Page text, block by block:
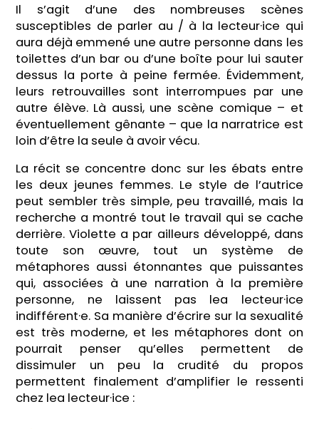
Il s’agit d’une des nombreuses scènes
susceptibles de parler au / à la lecteur·ice qui
aura déjà emmené une autre personne dans les
toilettes d’un bar ou d’une boîte pour lui sauter
dessus la porte à peine fermée. Évidemment,
leurs retrouvailles sont interrompues par une
autre élève. Là aussi, une scène comique – et
éventuellement gênante – que la narratrice est
loin d’être la seule à avoir vécu.
La récit se concentre donc sur les ébats entre
les deux jeunes femmes. Le style de l’autrice
peut sembler très simple, peu travaillé, mais la
recherche a montré tout le travail qui se cache
derrière. Violette a par ailleurs développé, dans
toute son œuvre, tout un système de
métaphores aussi étonnantes que puissantes
qui, associées à une narration à la première
personne, ne laissent pas lea lecteur·ice
indifférent·e. Sa manière d’écrire sur la sexualité
est très moderne, et les métaphores dont on
pourrait penser qu’elles permettent de
dissimuler un peu la crudité du propos
permettent finalement d’amplifier le ressenti
chez lea lecteur·ice :